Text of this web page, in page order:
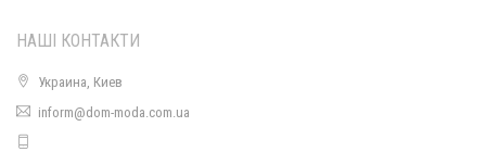
НАШІ КОНТАКТИ
Украина, Киев
inform@dom-moda.com.ua